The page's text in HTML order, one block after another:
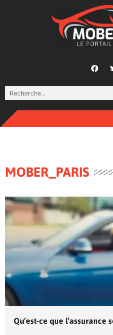
MOBER_PARIS
Qu’est-ce que l’assurance